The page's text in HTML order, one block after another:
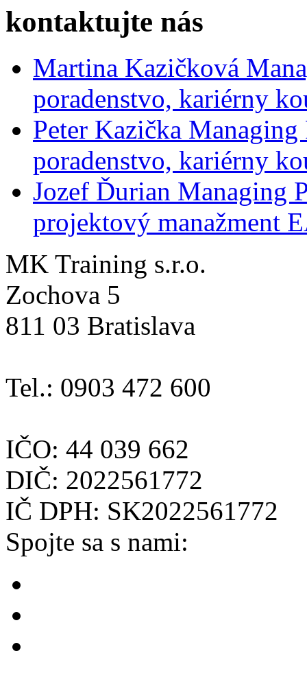
kontaktujte nás
Martina Kazičková
poradenstvo, kariérny
Peter Kazička
poradenstvo, kariérny
Jozef Ďurian Managing
projektový manažment
MK Training s.r.o.
Zochova 5
811 03 Bratislava
Tel.: 0903 472 600
IČO: 44 039 662
DIČ: 2022561772
IČ DPH: SK2022561772
Spojte sa s nami: